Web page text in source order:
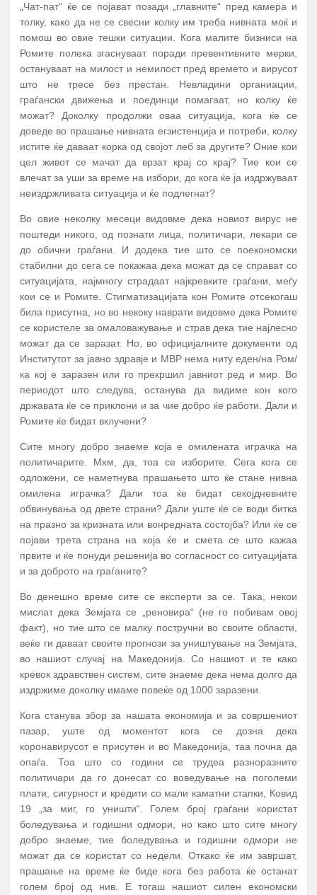
„Чат-пат“ ќе се појават позади „главните“ пред камера и
толку, како да не се свесни колку им треба нивната моќ и
помош во овие тешки ситуации. Кога малите бизниси на
Ромите полека згаснуваат поради превентивните мерки,
остануваат на милост и немилост пред времето и вирусот
што не тресе без престан. Невладини органиации,
граѓански движења и поединци помагаат, но колку ќе
можат? Доколку продолжи оваа ситуација, кога ќе се
доведе во прашање нивната егзистенција и потреби, колку
истите ќе даваат корка од својот леб за другите? Оние кои
цел живот се мачат да врзат крај со крај? Тие кои се
влечат за уши за време на избори, до кога ќе ја издржуваат
неиздржливата ситуација и ќе подлегнат?
Во овие неколку месеци видовме дека новиот вирус не
поштеди никого, од познати лица, политичари, лекари се
до обични граѓани. И додека тие што се поекономски
стабилни до сега се покажаа дека можат да се справат со
ситуацијата, најмногу страдаат најкревките граѓани, меѓу
кои се и Ромите. Стигматизацијата кон Ромите отсекогаш
била присутна, но во некоку наврати видовме дека Ромите
се користеле за омаловажување и страв дека тие најлесно
можат да се заразат. Но, во официјалните документи од
Институтот за јавно здравје и МВР нема ниту еден/на Ром/
ка кој е заразен или го прекршил јавниот ред и мир. Во
периодот што следува, останува да видиме кон кого
државата ќе се приклони и за чие добро ќе работи. Дали и
Ромите ќе бидат вклучени?
Сите многу добро знаеме која е омилената играчка на
политичарите. Мхм, да, тоа се изборите. Сега кога се
одложени, се наметнува прашањето што ќе стане нивна
омилена играчка? Дали тоа ќе бидат секојдневните
обвинувања од двете страни? Дали уште ќе се води битка
на празно за кризната или вонредната состојба? Или ќе се
појави трета страна на која ќе и смета се што кажаа
првите и ќе понуди решенија во согласност со ситуацијата
и за доброто на граѓаните?
Во денешно време сите се експерти за се. Така, некои
мислат дека Земјата се „реновира“ (не го побивам овој
факт), но тие што се малку постручни во своите области,
веќе ги даваат своите прогнози за уништување на Земјата,
во нашиот случај на Македонија. Со нашиот и те како
кревок здравствен систем, сите знаеме дека нема долго да
издржиме доколку имаме повеќе од 1000 заразени.
Кога станува збор за нашата економија и за совршениот
пазар, уште од моментот кога се дозна дека
коронавирусот е присутен и во Македонија, таа почна да
опаѓа. Тоа што со години се трудеа разноразните
политичари да го донесат со воведување на поголеми
плати, сигурност и кредити со мали каматни стапки, Ковид
19 „за миг, го уништи“. Голем број граѓани користат
боледувања и годишни одмори, но како што сите многу
добро знаеме, тие боледувања и годишни одмори не
можат да се користат со недели. Откако ќе им завршат,
прашање на време ќе биде кога без работа ќе останат
голем број од нив. Е тогаш нашиот силен економски